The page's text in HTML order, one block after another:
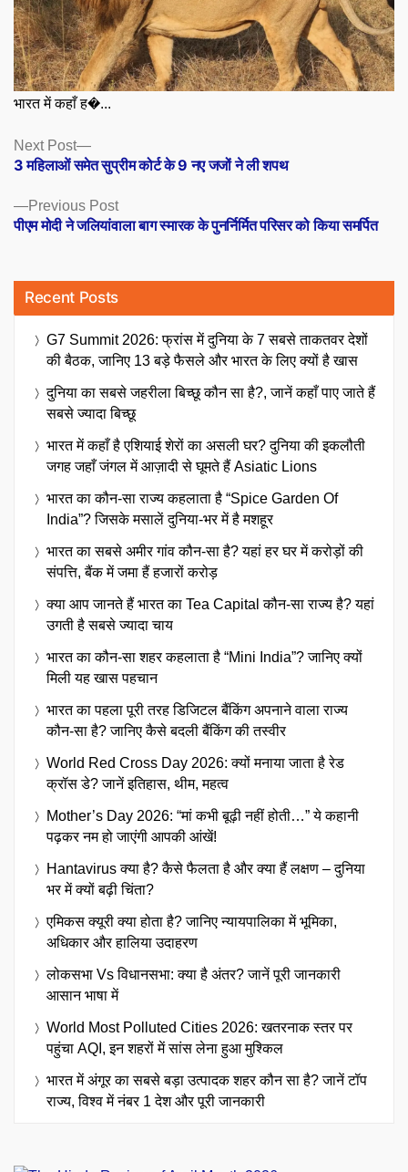
भारत में कहाँ ह�...
Posts
navigation
Previous PostPrevious
post:
पीएम मोदी ने जलियांवाला बाग स्मारक के पुनर्निर्मित परिसर को किया समर्पित
Next Post
Next
post:
3 महिलाओं समेत सुप्रीम कोर्ट के 9 नए जजों ने ली शपथ
Recent Posts
G7 Summit 2026: फ्रांस में दुनिया के 7 सबसे ताकतवर देशों
की बैठक, जानिए 13 बड़े फैसले और भारत के लिए क्यों है खास
दुनिया का सबसे जहरीला बिच्छू कौन सा है?, जानें कहाँ पाए जाते हैं
सबसे ज्यादा बिच्छू
भारत में कहाँ है एशियाई शेरों का असली घर? दुनिया की इकलौती
जगह जहाँ जंगल में आज़ादी से घूमते हैं Asiatic Lions
भारत का कौन-सा राज्य कहलाता है “Spice Garden Of
India”? जिसके मसालें दुनिया-भर में है मशहूर
भारत का सबसे अमीर गांव कौन-सा है? यहां हर घर में करोड़ों की
संपत्ति, बैंक में जमा हैं हजारों करोड़
क्या आप जानते हैं भारत का Tea Capital कौन-सा राज्य है? यहां
उगती है सबसे ज्यादा चाय
भारत का कौन-सा शहर कहलाता है “Mini India”? जानिए क्यों
मिली यह खास पहचान
भारत का पहला पूरी तरह डिजिटल बैंकिंग अपनाने वाला राज्य
कौन-सा है? जानिए कैसे बदली बैंकिंग की तस्वीर
World Red Cross Day 2026: क्यों मनाया जाता है रेड
क्रॉस डे? जानें इतिहास, थीम, महत्व
Mother’s Day 2026: “मां कभी बूढ़ी नहीं होती…” ये कहानी
पढ़कर नम हो जाएंगी आपकी आंखें!
Hantavirus क्या है? कैसे फैलता है और क्या हैं लक्षण – दुनिया
भर में क्यों बढ़ी चिंता?
एमिकस क्यूरी क्या होता है? जानिए न्यायपालिका में भूमिका,
अधिकार और हालिया उदाहरण
लोकसभा Vs विधानसभा: क्या है अंतर? जानें पूरी जानकारी
आसान भाषा में
World Most Polluted Cities 2026: खतरनाक स्तर पर
पहुंचा AQI, इन शहरों में सांस लेना हुआ मुश्किल
भारत में अंगूर का सबसे बड़ा उत्पादक शहर कौन सा है? जानें टॉप
राज्य, विश्व में नंबर 1 देश और पूरी जानकारी